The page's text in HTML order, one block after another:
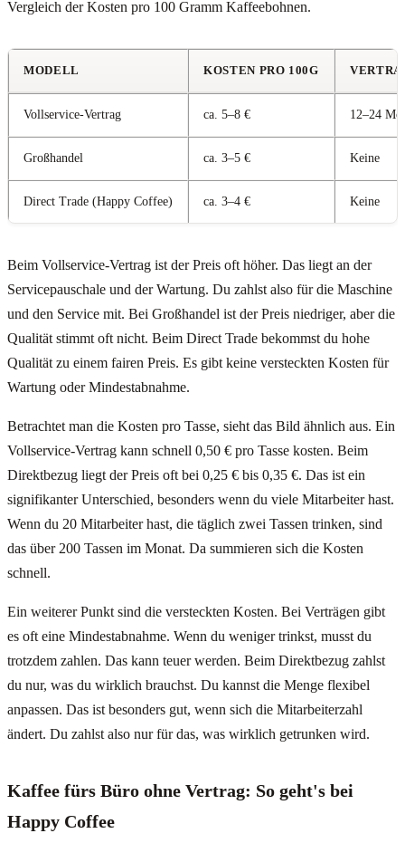
Vergleich der Kosten pro 100 Gramm Kaffeebohnen.
MODELL KOSTEN PRO 100G
Vollservice-Vertrag ca. 5–8 € 12–24
Großhandel ca. 3–5 € Keine
Direct Trade (Happy Coffee) ca. 3–4 € Keine
Beim Vollservice-Vertrag ist der Preis oft höher. Das liegt an der
Servicepauschale und der Wartung. Du zahlst also für die Maschine
und den Service mit. Bei Großhandel ist der Preis niedriger, aber die
Qualität stimmt oft nicht. Beim Direct Trade bekommst du hohe
Qualität zu einem fairen Preis. Es gibt keine versteckten Kosten für
Wartung oder Mindestabnahme.
Betrachtet man die Kosten pro Tasse, sieht das Bild ähnlich aus. Ein
Vollservice-Vertrag kann schnell 0,50 € pro Tasse kosten. Beim
Direktbezug liegt der Preis oft bei 0,25 € bis 0,35 €. Das ist ein
signifikanter Unterschied, besonders wenn du viele Mitarbeiter hast.
Wenn du 20 Mitarbeiter hast, die täglich zwei Tassen trinken, sind
das über 200 Tassen im Monat. Da summieren sich die Kosten
schnell.
Ein weiterer Punkt sind die versteckten Kosten. Bei Verträgen gibt
es oft eine Mindestabnahme. Wenn du weniger trinkst, musst du
trotzdem zahlen. Das kann teuer werden. Beim Direktbezug zahlst
du nur, was du wirklich brauchst. Du kannst die Menge flexibel
anpassen. Das ist besonders gut, wenn sich die Mitarbeiterzahl
ändert. Du zahlst also nur für das, was wirklich getrunken wird.
Kaffee fürs Büro ohne Vertrag: So geht's bei
Happy Coffee